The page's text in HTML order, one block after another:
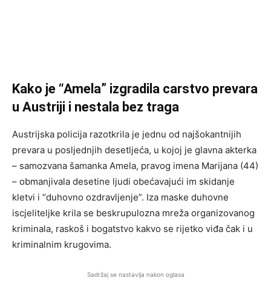
Kako je “Amela” izgradila carstvo prevara
u Austriji i nestala bez traga
Austrijska policija razotkrila je jednu od najšokantnijih
prevara u posljednjih desetljeća, u kojoj je glavna akterka
– samozvana šamanka Amela, pravog imena Marijana (44)
– obmanjivala desetine ljudi obećavajući im skidanje
kletvi i “duhovno ozdravljenje”. Iza maske duhovne
iscjeliteljke krila se beskrupulozna mreža organizovanog
kriminala, raskoš i bogatstvo kakvo se rijetko viđa čak i u
kriminalnim krugovima.
Sadržaj se nastavlja nakon oglasa